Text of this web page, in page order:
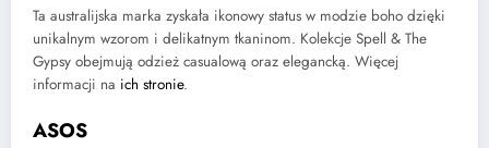
Ta australijska marka zyskała ikonowy status w modzie boho dzięki
unikalnym wzorom i delikatnym tkaninom. Kolekcje Spell & The
Gypsy obejmują odzież casualową oraz elegancką. Więcej
informacji na ich stronie.
ASOS